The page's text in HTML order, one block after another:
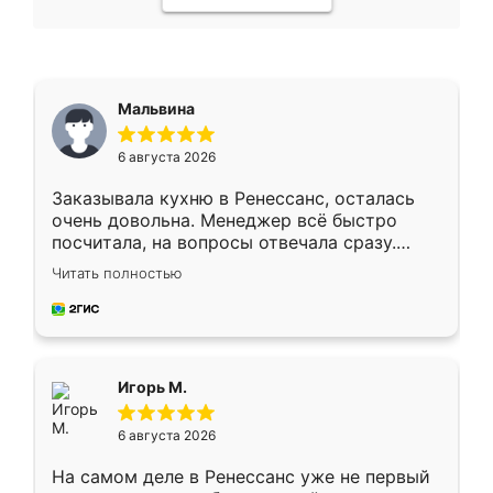
Мальвина
6 августа 2026
Заказывала кухню в Ренессанс, осталась
очень довольна. Менеджер всё быстро
посчитала, на вопросы отвечала сразу.
Замерщик приехал в субботу, подошёл к
делу со всей ответственностью. Собрали
за день, ребята работали аккуратно, даже
Читать полностью
Игорь М.
6 августа 2026
На самом деле в Ренессанс уже не первый